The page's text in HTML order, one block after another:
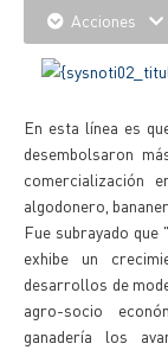
Acciones
En esta línea es
desembolsaron
comercialización
algodonero,
Fue subrayado
exhibe un
desarrollos de
agro-socio
ganadería los